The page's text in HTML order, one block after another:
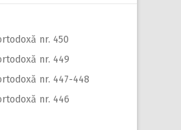
nr. 450
nr. 449
nr. 447-448
nr. 446